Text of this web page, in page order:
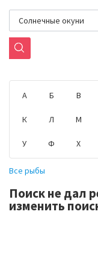
А Б В
К Л М
У Ф Х
Все рыбы
Поиск не дал
изменить